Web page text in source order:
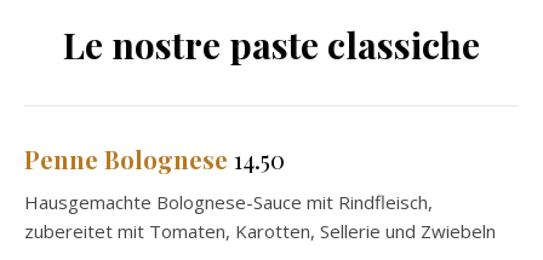
Le nostre paste classiche
Penne Bolognese 14.50
Hausgemachte Bolognese-Sauce mit Rindfleisch,
zubereitet mit Tomaten, Karotten, Sellerie und Zwiebeln